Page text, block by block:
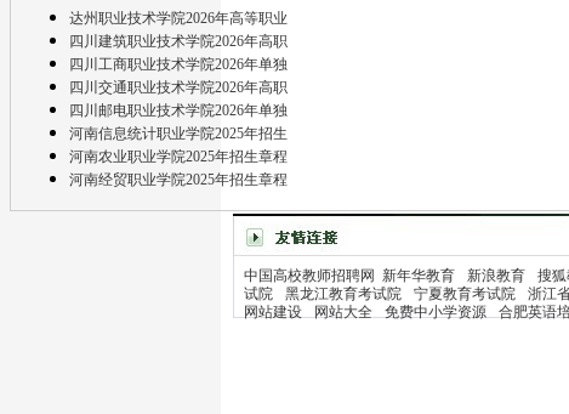
达州职业技术学院2026年高等职业
四川建筑职业技术学院2026年高职
四川工商职业技术学院2026年单独
四川交通职业技术学院2026年高职
四川邮电职业技术学院2026年单独
河南信息统计职业学院2025年招生
河南农业职业学院2025年招生章程
河南经贸职业学院2025年招生章程
中国高校教师招聘网 新年华教育 新浪教育 搜
试院
黑龙江教育考试院 宁夏教育考试院 浙江
网站建设
网站大全 免费中小学资源 合肥英语